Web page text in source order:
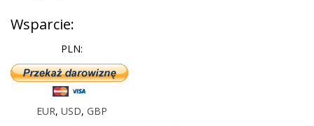
Wsparcie:
PLN:
EUR, USD, GBP